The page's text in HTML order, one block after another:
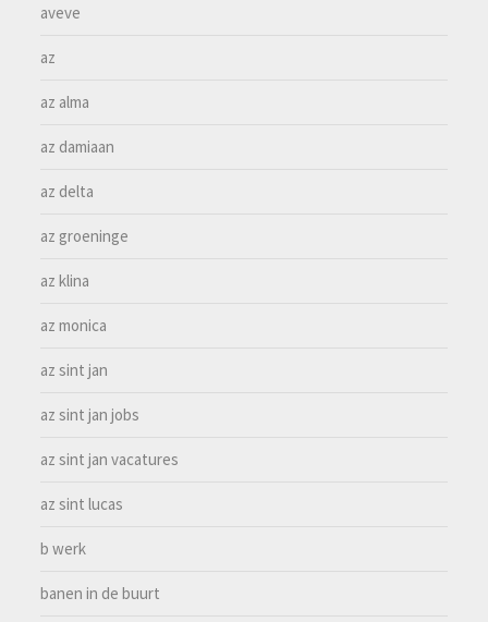
aveve
az
az alma
az damiaan
az delta
az groeninge
az klina
az monica
az sint jan
az sint jan jobs
az sint jan vacatures
az sint lucas
b werk
banen in de buurt